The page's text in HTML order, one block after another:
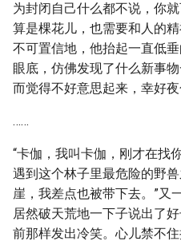
为封闭自己什么都不说，你
算是棵花儿，也需要和人的
不可置信地，他抬起一直低
眼底，仿佛发现了什么新事
而觉得不好意思起来，幸好
……
“卡伽，我叫卡伽，刚才在找
遇到这个林子里最危险的野
崖，我差点也被带下去。”又
居然破天荒地一下子说出了
前那样发出冷笑。心儿禁不